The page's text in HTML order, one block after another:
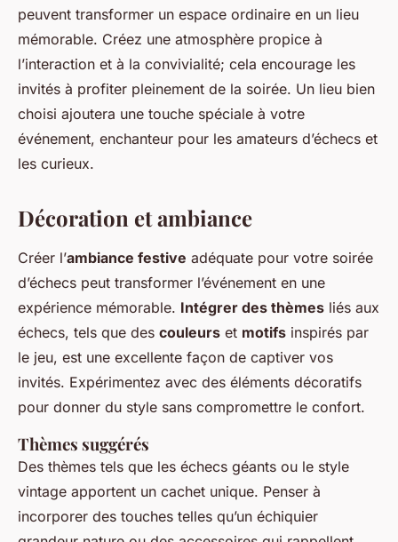
peuvent transformer un espace ordinaire en un lieu
mémorable. Créez une atmosphère propice à
l’interaction et à la convivialité; cela encourage les
invités à profiter pleinement de la soirée. Un lieu bien
choisi ajoutera une touche spéciale à votre
événement, enchanteur pour les amateurs d’échecs et
les curieux.
Décoration et ambiance
Créer l’ambiance festive adéquate pour votre soirée
d’échecs peut transformer l’événement en une
expérience mémorable. Intégrer des thèmes liés aux
échecs, tels que des couleurs et motifs inspirés par
le jeu, est une excellente façon de captiver vos
invités. Expérimentez avec des éléments décoratifs
pour donner du style sans compromettre le confort.
Thèmes suggérés
Des thèmes tels que les échecs géants ou le style
vintage apportent un cachet unique. Penser à
incorporer des touches telles qu’un échiquier